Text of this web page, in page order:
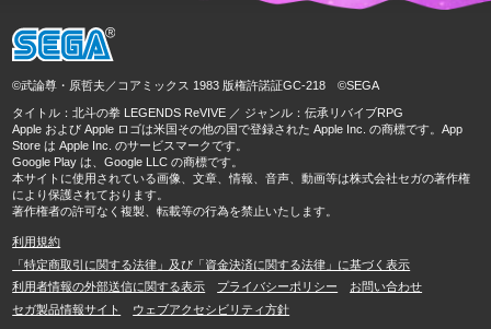
©武論尊・原哲夫／コアミックス 1983 版権許諾証GC-218 ©SEGA
タイトル：北斗の拳 LEGENDS ReVIVE ／ ジャンル：伝承リバイブRPG
Apple および Apple ロゴは米国その他の国で登録された Apple Inc. の商標です。App
Store は Apple Inc. のサービスマークです。
Google Play は、Google LLC の商標です。
本サイトに使用されている画像、文章、情報、音声、動画等は株式会社セガの著作権
により保護されております。
著作権者の許可なく複製、転載等の行為を禁止いたします。
利用規約
「特定商取引に関する法律」及び「資金決済に関する法律」に基づく表示
利用者情報の外部送信に関する表示
プライバシーポリシー
お問い合わせ
セガ製品情報サイト
ウェブアクセシビリティ方針